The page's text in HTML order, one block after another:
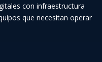
con infraestructura
que necesitan operar